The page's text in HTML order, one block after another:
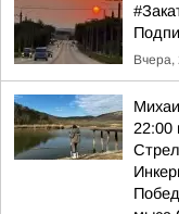
Вчера,
22:00